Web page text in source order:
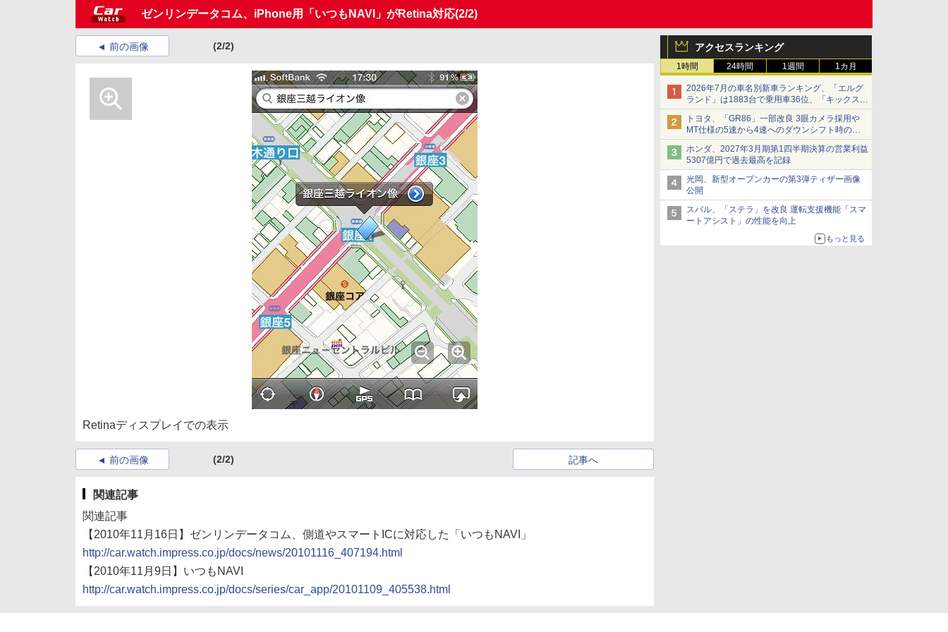
ゼンリンデータコム、iPhone用「いつもNAVI」がRetina対応(2/2)
アクセスランキング
1時間 24時間 1週間 1カ月
2026年7月の車名別新車ランキング、「エルグ
ランド」は1883台で乗用車36位、「キックス」
は2591台で27位に
トヨタ、「GR86」一部改良 3眼カメラ採用や
MT仕様の5速から4速へのダウンシフト時の操
作性向上など
ホンダ、2027年3月期第1四半期決算の営業利益
5307億円で過去最高を記録
光岡、新型オープンカーの第3弾ティザー画像
公開
スバル、「ステラ」を改良 運転支援機能「スマ
ートアシスト」の性能を向上
もっと見る
前の画像 (2/2)
Retinaディスプレイでの表示
前の画像 (2/2) 記事へ
関連記事
関連記事
【2010年11月16日】ゼンリンデータコム、側道やスマートICに対応した「いつもNAVI」
http://car.watch.impress.co.jp/docs/news/20101116_407194.html
【2010年11月9日】いつもNAVI
http://car.watch.impress.co.jp/docs/series/car_app/20101109_405538.html